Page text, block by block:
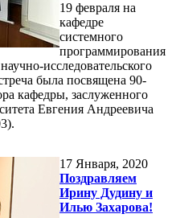
19 февраля на
кафедре
системного
программирования
исследовательского
была посвящена 90-
кафедры, заслуженного
Евгения Андреевича
17 Января, 2020
Поздравляем
Ирину Дудину и
Илью Захарова!